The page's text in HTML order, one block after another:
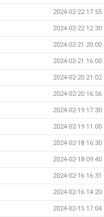
2024-02-22 17:55
2024-02-22 12:30
2024-02-21 20:00
2024-02-21 16:00
2024-02-20 21:02
2024-02-20 16:56
2024-02-19 17:30
2024-02-19 11:00
2024-02-18 16:30
2024-02-18 09:40
2024-02-16 16:31
2024-02-16 14:20
2024-02-15 17:04